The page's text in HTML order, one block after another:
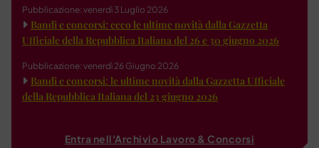
Pubblicazione: venerdì 3 Luglio 2026
Bandi e concorsi: ecco le ultime novità dalla Gazzetta
Ufficiale della Repubblica Italiana del 26 e 30 giugno 2026
Pubblicazione: venerdì 26 Giugno 2026
Bandi e concorsi: le ultime novità dalla Gazzetta Ufficiale
della Repubblica Italiana del 23 giugno 2026
Entra nell'Archivio Lavoro & Concorsi